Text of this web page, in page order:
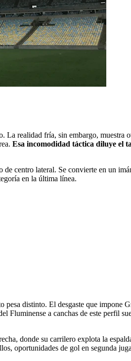
realidad fría, sin embargo, muestra
Esa incomodidad táctica diluye el
centro lateral. Se convierte en un
en la última línea.
distinto. El desgaste que impone
a canchas de este perfil
donde su carrilero explota la
oportunidades de gol en segunda